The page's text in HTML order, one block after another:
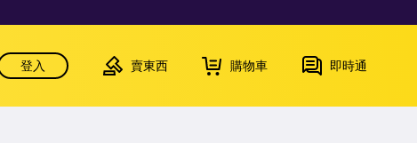
登入 賣東西 購物車 即時通